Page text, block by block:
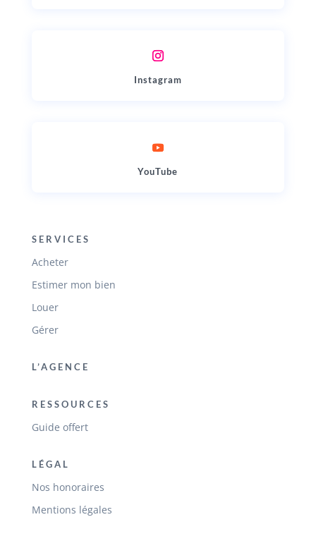
Instagram
YouTube
SERVICES
Acheter
Estimer mon bien
Louer
Gérer
L’AGENCE
RESSOURCES
Guide offert
LÉGAL
Nos honoraires
Mentions légales